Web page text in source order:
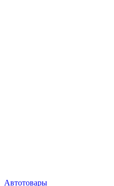
Автотовары